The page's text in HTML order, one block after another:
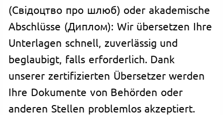
(Свідоцтво про шлюб) oder akademische
Abschlüsse (Диплом): Wir übersetzen Ihre
Unterlagen schnell, zuverlässig und
beglaubigt, falls erforderlich. Dank
unserer zertifizierten Übersetzer werden
Ihre Dokumente von Behörden oder
anderen Stellen problemlos akzeptiert.